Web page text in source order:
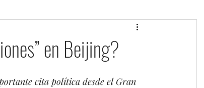
en Beijing?
cita política desde el Gran